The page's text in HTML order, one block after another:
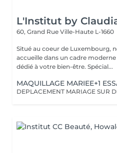
L'Institut by
60, Grand Rue Ville-Haute L-1660
Situé au coeur de Luxembourg,
accueille dans un cadre
dédié à votre bien-être. Spécial...
MAQUILLAGE MARIEE+1
DEPLACEMENT MARIAGE SUR